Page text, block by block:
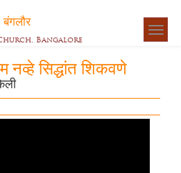
Bangalore
नव्हे सिद्धांत शिकवणे